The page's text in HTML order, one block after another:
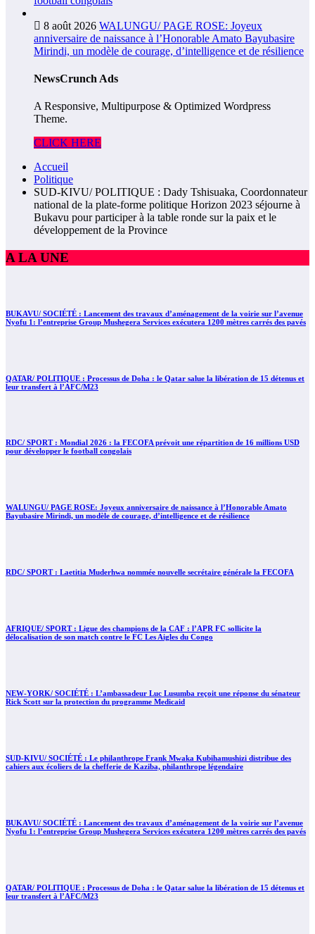
8 août 2026 WALUNGU/ PAGE ROSE: Joyeux
anniversaire de naissance à l’Honorable Amato Bayubasire
Mirindi, un modèle de courage, d’intelligence et de résilience
NewsCrunch Ads
A Responsive, Multipurpose & Optimized Wordpress
Theme.
CLICK HERE
Accueil
Politique
SUD-KIVU/ POLITIQUE : Dady Tshisuaka, Coordonnateur
national de la plate-forme politique Horizon 2023 séjourne à
Bukavu pour participer à la table ronde sur la paix et le
développement de la Province
A LA UNE
BUKAVU/ SOCIÉTÉ : Lancement des travaux d’aménagement de la voirie sur l’avenue
Nyofu 1: l’entreprise Group Mushegera Services exécutera 1200 mètres carrés des pavés
QATAR/ POLITIQUE : Processus de Doha : le Qatar salue la libération de 15 détenus et
leur transfert à l’AFC/M23
RDC/ SPORT : Mondial 2026 : la FECOFA prévoit une répartition de 16 millions USD
pour développer le football congolais
WALUNGU/ PAGE ROSE: Joyeux anniversaire de naissance à l’Honorable Amato
Bayubasire Mirindi, un modèle de courage, d’intelligence et de résilience
RDC/ SPORT : Laetitia Muderhwa nommée nouvelle secrétaire générale la FECOFA
AFRIQUE/ SPORT : Ligue des champions de la CAF : l’APR FC sollicite la
délocalisation de son match contre le FC Les Aigles du Congo
NEW-YORK/ SOCIÉTÉ : L’ambassadeur Luc Lusumba reçoit une réponse du sénateur
Rick Scott sur la protection du programme Medicaid
SUD-KIVU/ SOCIÉTÉ : Le philanthrope Frank Mwaka Kubihamushizi distribue des
cahiers aux écoliers de la chefferie de Kaziba, philanthrope légendaire
BUKAVU/ SOCIÉTÉ : Lancement des travaux d’aménagement de la voirie sur l’avenue
Nyofu 1: l’entreprise Group Mushegera Services exécutera 1200 mètres carrés des pavés
QATAR/ POLITIQUE : Processus de Doha : le Qatar salue la libération de 15 détenus et
leur transfert à l’AFC/M23